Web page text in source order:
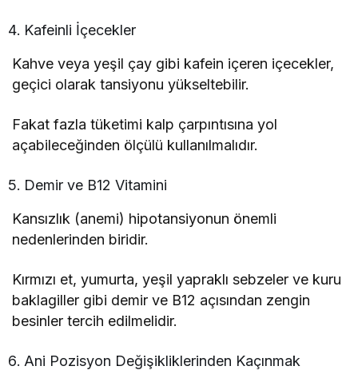
Kafeinli İçecekler
Kahve veya yeşil çay gibi kafein içeren içecekler,
geçici olarak tansiyonu yükseltebilir.
Fakat fazla tüketimi kalp çarpıntısına yol
açabileceğinden ölçülü kullanılmalıdır.
Demir ve B12 Vitamini
Kansızlık (anemi) hipotansiyonun önemli
nedenlerinden biridir.
Kırmızı et, yumurta, yeşil yapraklı sebzeler ve kuru
baklagiller gibi demir ve B12 açısından zengin
besinler tercih edilmelidir.
Ani Pozisyon Değişikliklerinden Kaçınmak